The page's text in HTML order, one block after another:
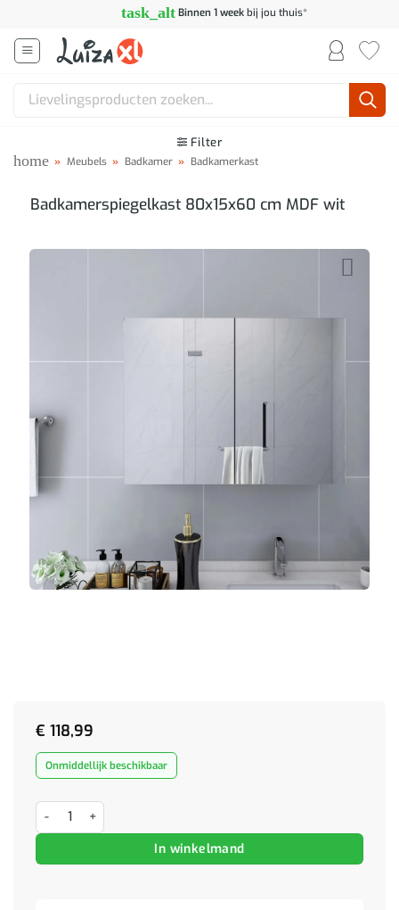
inhoud
task_alt Binnen 1 weekbij jou thuis*
Zoeken
Filter
home » Meubels » Badkamer » Badkamerkast
Badkamerspiegelkast 80x15x60 cm MDF wit
€ 118,99
Onmiddellijk beschikbaar
Badkamerspiegelkast 80x15x60 cm MDF wit aantal
In winkelmand